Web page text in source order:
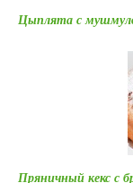
Цыплята с
Пряничный кекс с